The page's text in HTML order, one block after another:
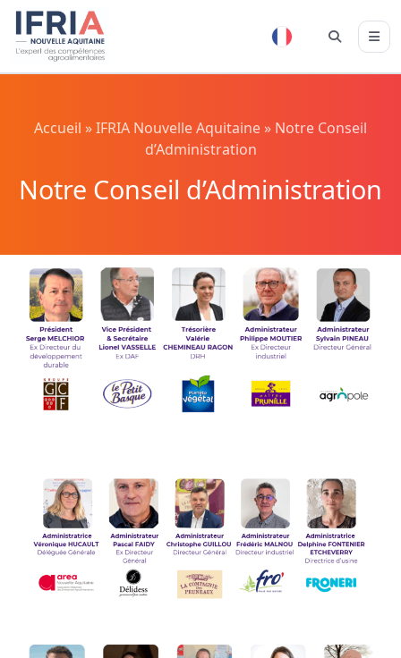
Accueil »IFRIA Nouvelle Aquitaine » Notre Conseil
d’Administration
Notre Conseil d’Administration